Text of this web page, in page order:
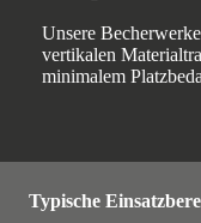
Unsere
vertikalen
minimalem
Typische